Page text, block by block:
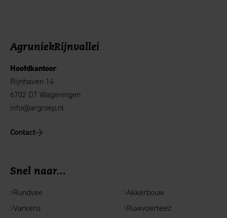
AgruniekRijnvallei
Hoofdkantoor
Rijnhaven 14
6702 DT Wageningen
info@argroep.nl
Contact
Snel naar...
Rundvee
Varkens
Akkerbouw
Ruwvoerteelt